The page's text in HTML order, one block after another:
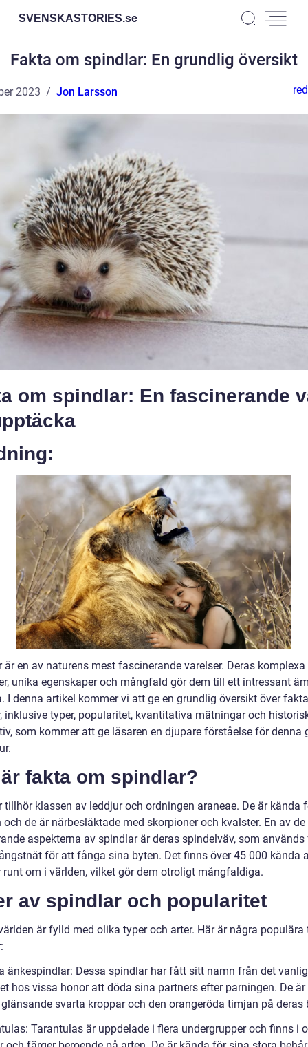
SVENSKASTORIES.se
Fakta om spindlar: En grundlig översikt
2023 Jon Larsson
om spindlar: En fascinerande
är en av naturens mest fascinerande varelser. Deras komplexa
unika egenskaper och mångfald gör dem till ett intressant
I denna artikel kommer vi att ge en grundlig översikt över
inklusive typer, popularitet, kvantitativa mätningar och
som kommer att ge läsaren en djupare förståelse för denna
fakta om spindlar?
tillhör klassen av leddjur och ordningen araneae. De är kända
och de är närbesläktade med skorpioner och kvalster. En av
aspekterna av spindlar är deras spindelväv, som
för att fånga sina byten. Det finns över 45 000 kända
runt om i världen, vilket gör dem otroligt mångfaldiga.
av spindlar och popularitet
är fylld med olika typer och arter. Här är några populära
änkespindlar: Dessa spindlar har fått sitt namn från det
hos vissa honor att döda sina partners efter parningen. De
svarta kroppar och den orangeröda timjan på deras
Tarantulas är uppdelade i flera undergrupper och finns i